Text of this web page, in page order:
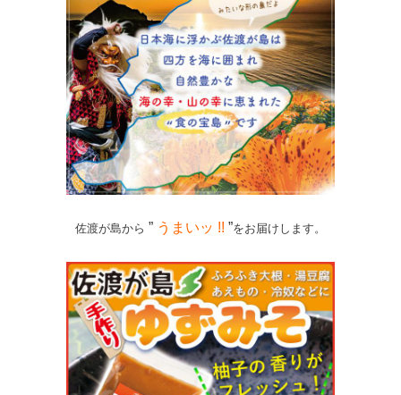
佐渡が島から ” うまいッ !! ”をお届けします。